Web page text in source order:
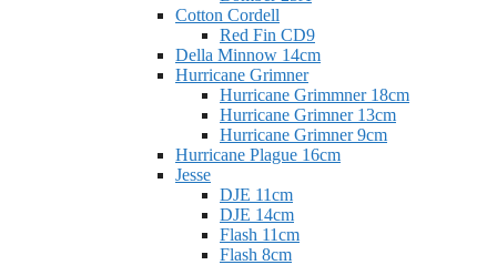
Cotton Cordell
Red Fin CD9
Della Minnow 14cm
Hurricane Grimner
Hurricane Grimmner 18cm
Hurricane Grimner 13cm
Hurricane Grimner 9cm
Hurricane Plague 16cm
Jesse
DJE 11cm
DJE 14cm
Flash 11cm
Flash 8cm